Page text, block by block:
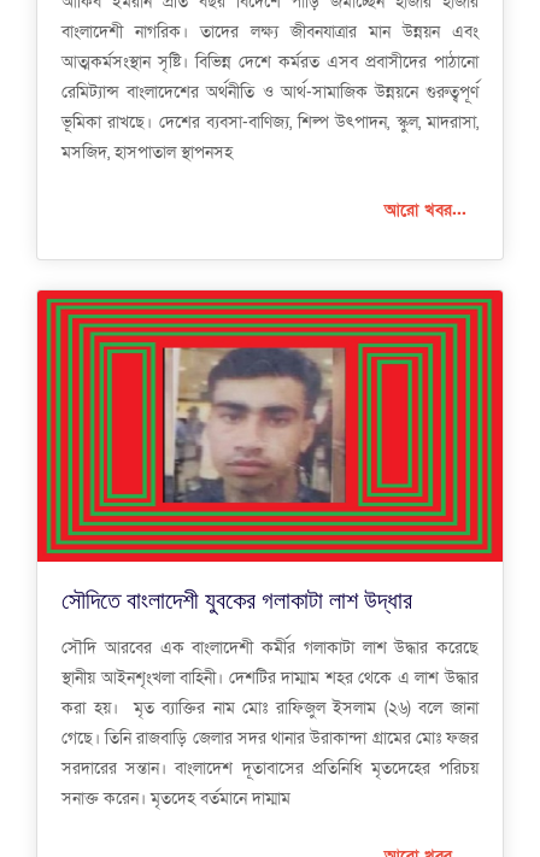
বাংলাদেশী নাগরিক। তাদের লক্ষ্য জীবনযাত্রার মান উন্নয়ন এবং
আত্মকর্মসংস্থান সৃষ্টি। বিভিন্ন দেশে কর্মরত এসব প্রবাসীদের পাঠানো
রেমিট্যান্স বাংলাদেশের অর্থনীতি ও আর্থ-সামাজিক উন্নয়নে গুরুত্বপূর্ণ
ভূমিকা রাখছে। দেশের ব্যবসা-বাণিজ্য, শিল্প উৎপাদন, স্কুল, মাদরাসা,
মসজিদ, হাসপাতাল স্থাপনসহ
আরো খবর...
সৌদিতে বাংলাদেশী যুবকের গলাকাটা লাশ উদ্ধার
সৌদি আরবের এক বাংলাদেশী কর্মীর গলাকাটা লাশ উদ্ধার করেছে
স্থানীয় আইনশৃংখলা বাহিনী। দেশটির দাম্মাম শহর থেকে এ লাশ উদ্ধার
করা হয়। মৃত ব্যাক্তির নাম মোঃ রাফিজুল ইসলাম (২৬) বলে জানা
গেছে। তিনি রাজবাড়ি জেলার সদর থানার উরাকান্দা গ্রামের মোঃ ফজর
সরদারের সন্তান। বাংলাদেশ দূতাবাসের প্রতিনিধি মৃতদেহের পরিচয়
সনাক্ত করেন। মৃতদেহ বর্তমানে দাম্মাম